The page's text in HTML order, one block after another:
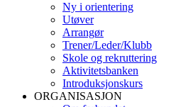
Ny i orientering
Utøver
Arrangør
Trener/Leder/Klubb
Skole og rekruttering
Aktivitetsbanken
Introduksjonskurs
ORGANISASJON